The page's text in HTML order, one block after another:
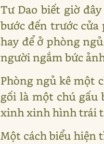
Tư Dao biết giờ
bước đến trước
hay để ở phòng
người ngắm bức
Phòng ngủ kê một
gối là một chú gấu
xinh xinh hình trái
Một cách biểu hiện